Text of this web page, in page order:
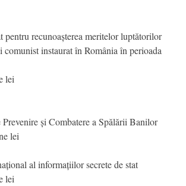
pentru recunoașterea meritelor luptătorilor
instaurat în România în perioada
lei
și Combatere a Spălării Banilor
lei
al informațiilor secrete de stat
lei